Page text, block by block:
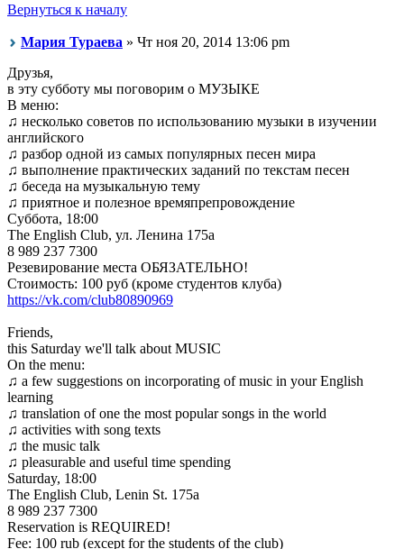
Вернуться к началу
Мария Тураева » Чт ноя 20, 2014 13:06 pm
Друзья,
в эту субботу мы поговорим о МУЗЫКЕ
В меню:
♫ несколько советов по использованию музыки в изучении
английского
♫ разбор одной из самых популярных песен мира
♫ выполнение практических заданий по текстам песен
♫ беседа на музыкальную тему
♫ приятное и полезное времяпрепровождение
Суббота, 18:00
The English Club, ул. Ленина 175а
8 989 237 7300
Резевирование места ОБЯЗАТЕЛЬНО!
Стоимость: 100 руб (кроме студентов клуба)
https://vk.com/club80890969
Friends,
this Saturday we'll talk about MUSIC
On the menu:
♫ a few suggestions on incorporating of music in your English
learning
♫ translation of one the most popular songs in the world
♫ activities with song texts
♫ the music talk
♫ pleasurable and useful time spending
Saturday, 18:00
The English Club, Lenin St. 175a
8 989 237 7300
Reservation is REQUIRED!
Fee: 100 rub (except for the students of the club)